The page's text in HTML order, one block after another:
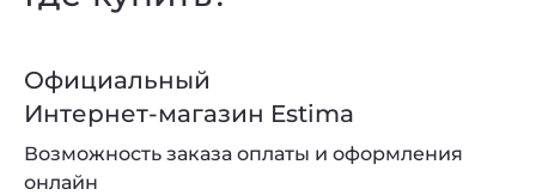
Официальный
Интернет-магазин Estima
Возможность заказа оплаты и оформления
онлайн